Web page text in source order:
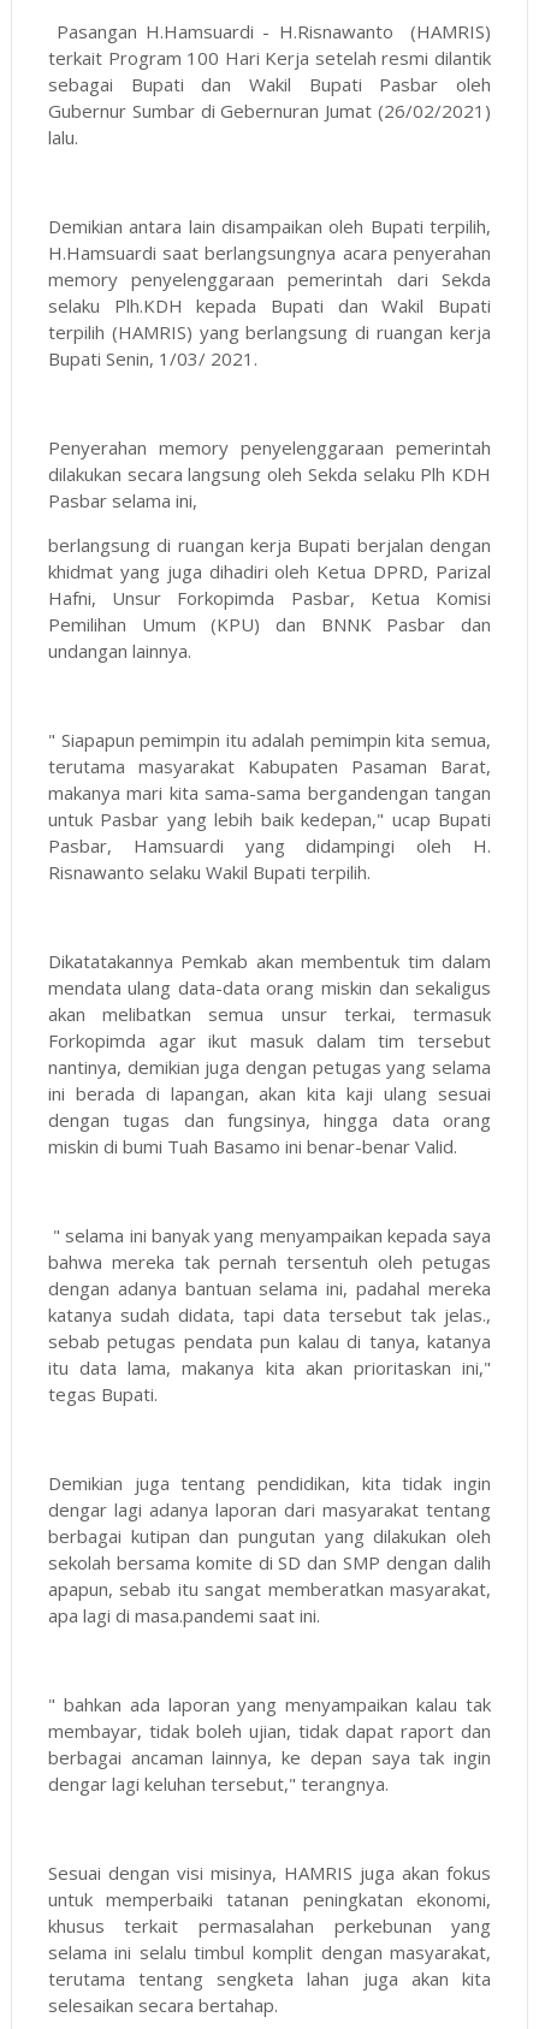
Pasangan H.Hamsuardi - H.Risnawanto (HAMRIS)
terkait Program 100 Hari Kerja setelah resmi dilantik
sebagai Bupati dan Wakil Bupati Pasbar oleh
Gubernur Sumbar di Gebernuran Jumat (26/02/2021)
lalu.
Demikian antara lain disampaikan oleh Bupati terpilih,
H.Hamsuardi saat berlangsungnya acara penyerahan
memory penyelenggaraan pemerintah dari Sekda
selaku Plh.KDH kepada Bupati dan Wakil Bupati
terpilih (HAMRIS) yang berlangsung di ruangan kerja
Bupati Senin, 1/03/ 2021.
Penyerahan memory penyelenggaraan pemerintah
dilakukan secara langsung oleh Sekda selaku Plh KDH
Pasbar selama ini,
berlangsung di ruangan kerja Bupati berjalan dengan
khidmat yang juga dihadiri oleh Ketua DPRD, Parizal
Hafni, Unsur Forkopimda Pasbar, Ketua Komisi
Pemilihan Umum (KPU) dan BNNK Pasbar dan
undangan lainnya.
" Siapapun pemimpin itu adalah pemimpin kita semua,
terutama masyarakat Kabupaten Pasaman Barat,
makanya mari kita sama-sama bergandengan tangan
untuk Pasbar yang lebih baik kedepan," ucap Bupati
Pasbar, Hamsuardi yang didampingi oleh H.
Risnawanto selaku Wakil Bupati terpilih.
Dikatatakannya Pemkab akan membentuk tim dalam
mendata ulang data-data orang miskin dan sekaligus
akan melibatkan semua unsur terkai, termasuk
Forkopimda agar ikut masuk dalam tim tersebut
nantinya, demikian juga dengan petugas yang selama
ini berada di lapangan, akan kita kaji ulang sesuai
dengan tugas dan fungsinya, hingga data orang
miskin di bumi Tuah Basamo ini benar-benar Valid.
" selama ini banyak yang menyampaikan kepada saya
bahwa mereka tak pernah tersentuh oleh petugas
dengan adanya bantuan selama ini, padahal mereka
katanya sudah didata, tapi data tersebut tak jelas.,
sebab petugas pendata pun kalau di tanya, katanya
itu data lama, makanya kita akan prioritaskan ini,"
tegas Bupati.
Demikian juga tentang pendidikan, kita tidak ingin
dengar lagi adanya laporan dari masyarakat tentang
berbagai kutipan dan pungutan yang dilakukan oleh
sekolah bersama komite di SD dan SMP dengan dalih
apapun, sebab itu sangat memberatkan masyarakat,
apa lagi di masa.pandemi saat ini.
" bahkan ada laporan yang menyampaikan kalau tak
membayar, tidak boleh ujian, tidak dapat raport dan
berbagai ancaman lainnya, ke depan saya tak ingin
dengar lagi keluhan tersebut," terangnya.
Sesuai dengan visi misinya, HAMRIS juga akan fokus
untuk memperbaiki tatanan peningkatan ekonomi,
khusus terkait permasalahan perkebunan yang
selama ini selalu timbul komplit dengan masyarakat,
terutama tentang sengketa lahan juga akan kita
selesaikan secara bertahap.